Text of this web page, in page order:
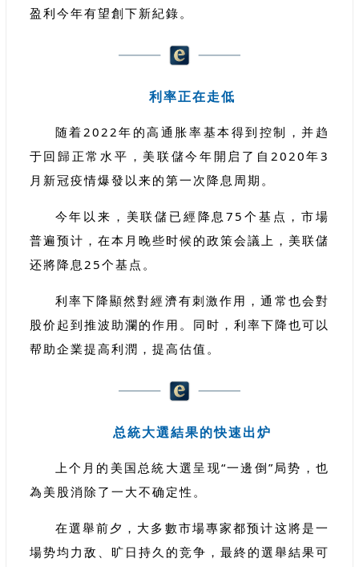
盈利今年有望創下新紀錄。
利率正在走低
随着2022年的高通胀率基本得到控制，并趋
于回歸正常水平，美联儲今年開启了自2020年3
月新冠疫情爆發以来的第一次降息周期。
今年以来，美联儲已經降息75个基点，市場
普遍预计，在本月晚些时候的政策会議上，美联儲
还將降息25个基点。
利率下降顯然對經濟有刺激作用，通常也会對
股价起到推波助瀾的作用。同时，利率下降也可以
帮助企業提高利潤，提高估值。
总統大選結果的快速出炉
上个月的美国总統大選呈现“一邊倒”局势，也
為美股消除了一大不确定性。
在選舉前夕，大多數市場專家都预计这將是一
場势均力敌、旷日持久的竞争，最終的選舉結果可